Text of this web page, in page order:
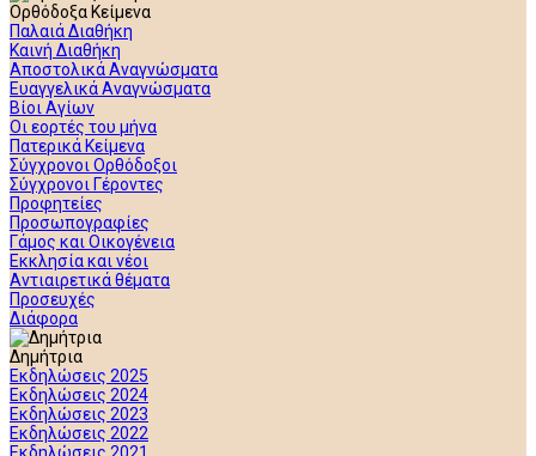
Ορθόδοξα Κείμενα
Παλαιά Διαθήκη
Καινή Διαθήκη
Αποστολικά Αναγνώσματα
Ευαγγελικά Αναγνώσματα
Βίοι Αγίων
Οι εορτές του μήνα
Πατερικά Κείμενα
Σύγχρονοι Ορθόδοξοι
Σύγχρονοι Γέροντες
Προφητείες
Προσωπογραφίες
Γάμος και Οικογένεια
Εκκλησία και νέοι
Αντιαιρετικά θέματα
Προσευχές
Διάφορα
Δημήτρια
Εκδηλώσεις 2025
Εκδηλώσεις 2024
Εκδηλώσεις 2023
Εκδηλώσεις 2022
Εκδηλώσεις 2021